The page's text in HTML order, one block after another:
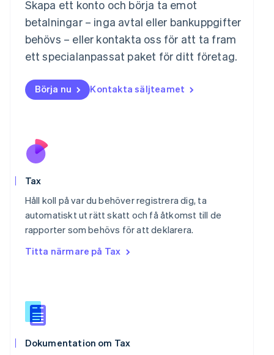
Skapa ett konto och börja ta emot
betalningar – inga avtal eller bankuppgifter
behövs – eller kontakta oss för att ta fram
ett specialanpassat paket för ditt företag.
Börja nu Kontakta säljteamet
Tax
Håll koll på var du behöver registrera dig, ta
automatiskt ut rätt skatt och få åtkomst till de
rapporter som behövs för att deklarera.
Titta närmare på Tax
Dokumentation om Tax
Malta
English
Mexiko
Español English
Nederländerna
Norge
English
English
Portugal
Schweiz
DeutschFrançaisItalianoEnglish
Singapore
Slovakien
Spanien
Español
English